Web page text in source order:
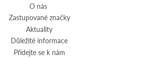
O nás
Zastupované značky
Aktuality
Důležité informace
Přidejte se k nám